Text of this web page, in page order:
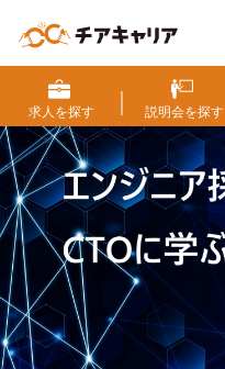
ン
ジ
ニ
ア
採
用
難
し
C
T
O
求人を探す 説明会を探す